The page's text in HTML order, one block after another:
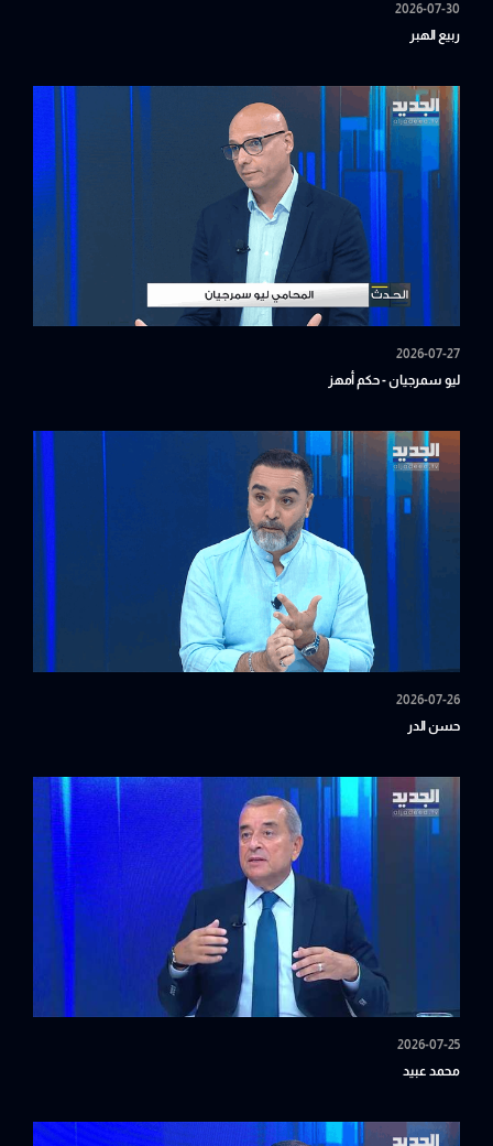
2026-07-30
ربيع الهبر
2026-07-27
ليو سمرجيان - حكم أمهز
2026-07-26
حسن الدر
2026-07-25
محمد عبيد